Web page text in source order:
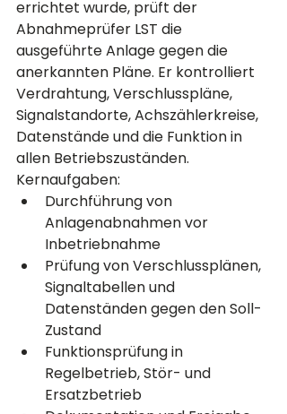
errichtet wurde, prüft der
Abnahmeprüfer LST die
ausgeführte Anlage gegen die
anerkannten Pläne. Er kontrolliert
Verdrahtung, Verschlusspläne,
Signalstandorte, Achszählerkreise,
Datenstände und die Funktion in
allen Betriebszuständen.
Kernaufgaben:
Durchführung von
Anlagenabnahmen vor
Inbetriebnahme
Prüfung von Verschlussplänen,
Signaltabellen und
Datenständen gegen den Soll-
Zustand
Funktionsprüfung in
Regelbetrieb, Stör- und
Ersatzbetrieb